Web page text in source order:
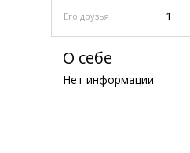
Его друзья 1
О себе
Нет информации